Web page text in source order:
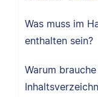
Was muss im
enthalten sein?
Warum